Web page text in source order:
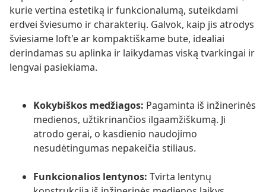
kurie vertina estetiką ir funkcionalumą, suteikdami
erdvei šviesumo ir charakterių. Galvok, kaip jis atrodys
šviesiame loft'e ar kompaktiškame bute, idealiai
derindamas su aplinka ir laikydamas viską tvarkingai ir
lengvai pasiekiama.
Kokybiškos medžiagos: Pagaminta iš inžinerinės
medienos, užtikrinančios ilgaamžiškumą. Ji
atrodo gerai, o kasdienio naudojimo
nesudėtingumas nepakeičia stiliaus.
Funkcionalios lentynos: Tvirta lentynų